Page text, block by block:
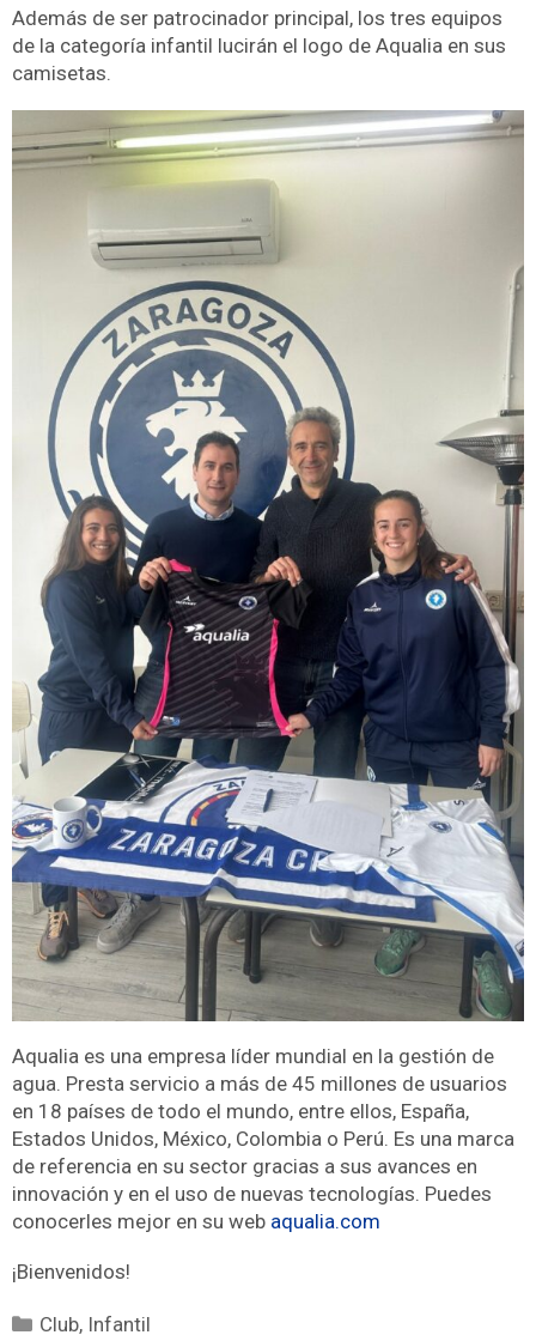
Además de ser patrocinador principal, los tres equipos
de la categoría infantil lucirán el logo de Aqualia en sus
camisetas.
Aqualia es una empresa líder mundial en la gestión de
agua. Presta servicio a más de 45 millones de usuarios
en 18 países de todo el mundo, entre ellos, España,
Estados Unidos, México, Colombia o Perú. Es una marca
de referencia en su sector gracias a sus avances en
innovación y en el uso de nuevas tecnologías. Puedes
conocerles mejor en su web aqualia.com
¡Bienvenidos!
Club, Infantil